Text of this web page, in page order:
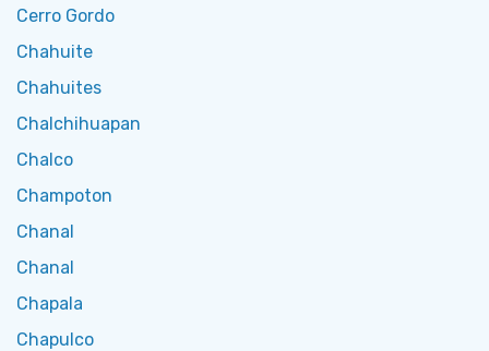
Cerro Gordo
Chahuite
Chahuites
Chalchihuapan
Chalco
Champoton
Chanal
Chanal
Chapala
Chapulco